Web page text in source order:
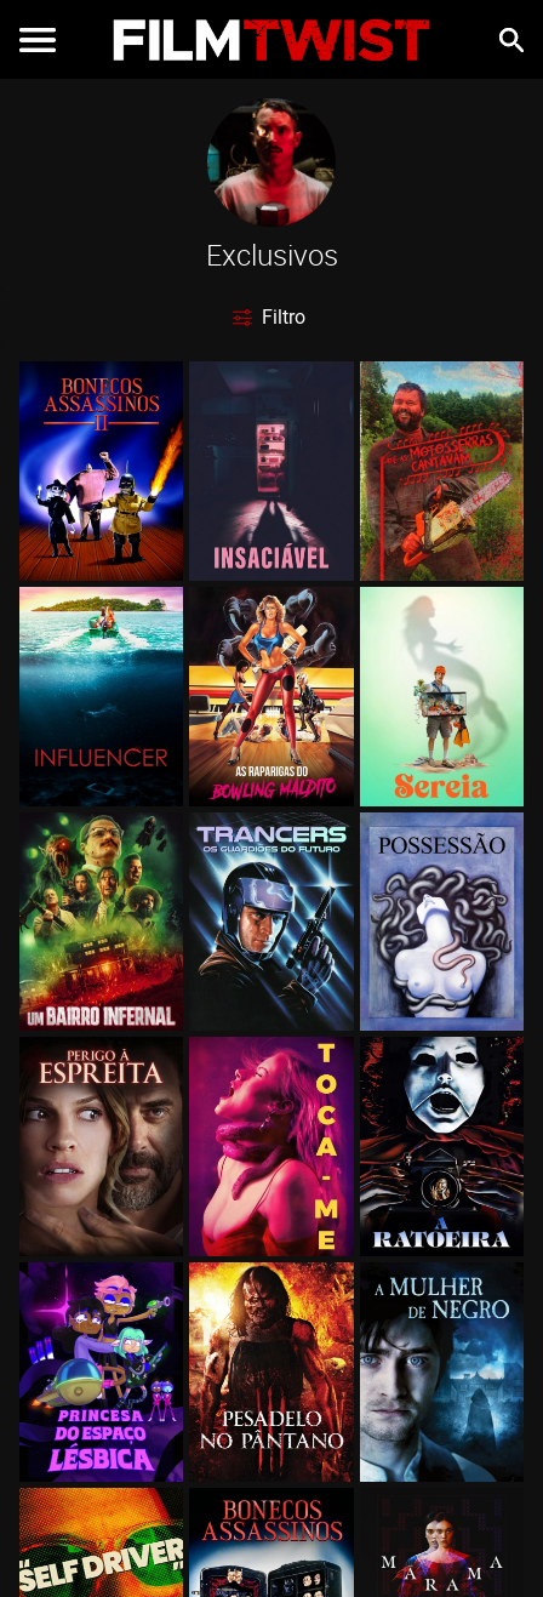
Exclusivos
Filtro